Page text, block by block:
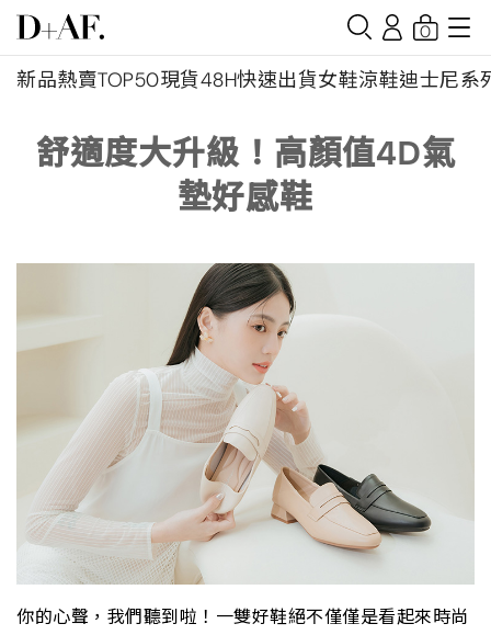
新品熱賣TOP50現貨48H快速出貨女鞋涼鞋迪士尼系
0
舒適度大升級！高顏值4D氣
墊好感鞋
你的心聲，我們聽到啦！一雙好鞋絕不僅僅是看起來時尚